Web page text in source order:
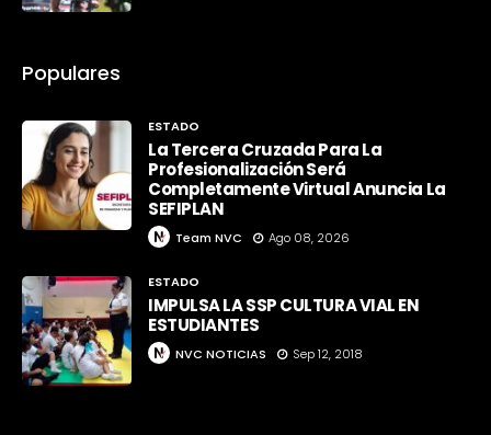
Populares
ESTADO
La Tercera Cruzada Para La
Profesionalización Será
Completamente Virtual Anuncia La
SEFIPLAN
Team NVC Ago 08, 2026
ESTADO
IMPULSA LA SSP CULTURA VIAL EN
ESTUDIANTES
NVC NOTICIAS Sep 12, 2018